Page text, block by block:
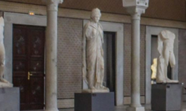
Mosquée, Musée, Musée du